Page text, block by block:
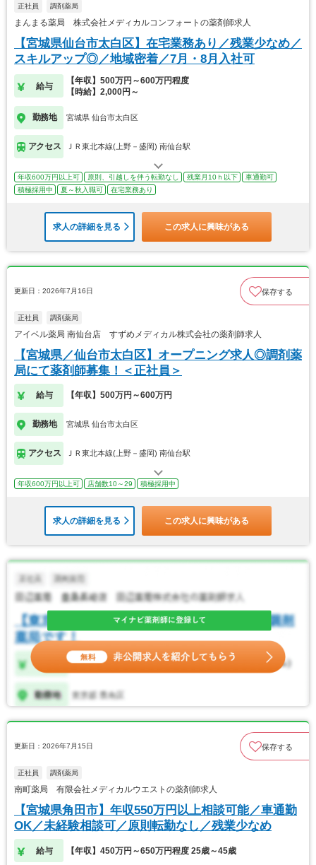
正社員 調剤薬局
まんまる薬局 株式会社メディカルコンフォートの薬剤師求人
【宮城県仙台市太白区】在宅業務あり／残業少なめ／
スキルアップ◎／地域密着／7月・8月入社可
給与
【年収】500万円～600万円程度
【時給】2,000円～
勤務地 宮城県 仙台市太白区
アクセス ＪＲ東北本線(上野－盛岡) 南仙台駅
年収600万円以上可 原則、引越しを伴う転勤なし 残業月10ｈ以下
車通勤可
積極採用中
夏～秋入職可 在宅業務あり
求人の詳細を見る この求人に興味がある
更新日：2026年7月16日 保存する
正社員 調剤薬局
アイベル薬局 南仙台店 すずめメディカル株式会社の薬剤師求人
【宮城県／仙台市太白区】オープニング求人◎調剤薬
局にて薬剤師募集！＜正社員＞
給与 【年収】500万円～600万円
勤務地 宮城県 仙台市太白区
アクセス ＪＲ東北本線(上野－盛岡) 南仙台駅
年収600万円以上可 店舗数10～29 積極採用中
求人の詳細を見る この求人に興味がある
更新日：2026年7月15日 保存する
正社員 調剤薬局
南町薬局 有限会社メディカルウエストの薬剤師求人
【宮城県角田市】年収550万円以上相談可能／車通勤
OK／未経験相談可／原則転勤なし／残業少なめ
給与 【年収】450万円～650万円程度 25歳～45歳